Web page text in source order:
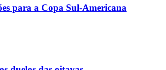
para a Copa Sul-Americana